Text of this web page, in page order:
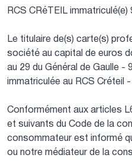
RCS CRéTEIL
Le titulaire de(s) carte(s)
société au capital de euros
au 29 du Général de Gaulle -
immatriculée au RCS Créteil
Conformément aux articles
et suivants du Code de la
consommateur est informé
ou notre médiateur de la